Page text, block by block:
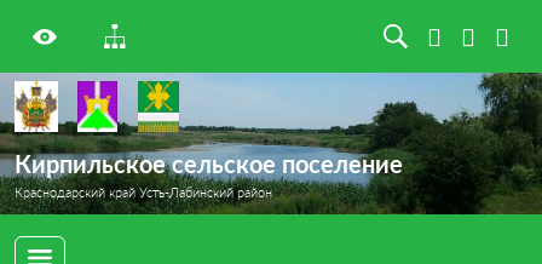
Кирпильское сельское поселение
Краснодарский край Усть-Лабинский район